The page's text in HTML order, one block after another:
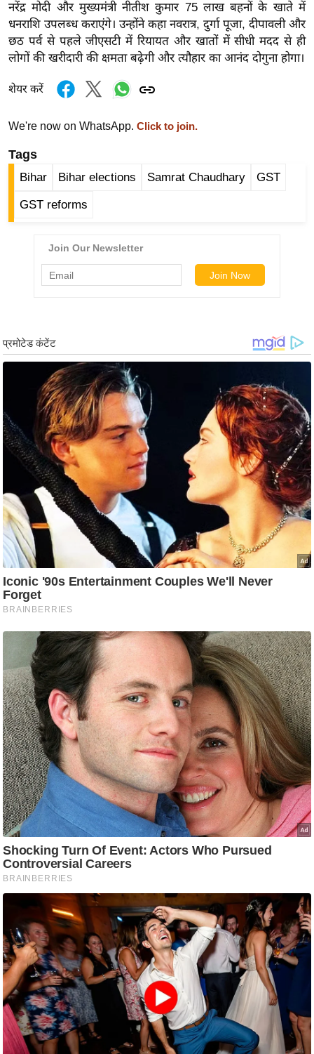
ज
ग
त
टो
र्ल्ड
ज
ब्री
फ
त
ड
हॉ
ली
ड
फि
ल्म
स
मी
क्षा
r
a
k
i
n
g
N
e
w
s
ला
इ
फ
स्टा
ल
टे
क्नॉ
लॉ
जी
ब्यू
टी
नरेंद्र मोदी और मुख्यमंत्री नीतीश कुमार 75 लाख बहनों के खाते में
धनराशि उपलब्ध कराएंगे। उन्होंने कहा नवरात्र, दुर्गा पूजा, दीपावली और
छठ पर्व से पहले जीएसटी में रियायत और खातों में सीधी मदद से ही
लोगों की खरीदारी की क्षमता बढ़ेगी और त्यौहार का आनंद दोगुना होगा।
शेयर करें
We're now on WhatsApp. Click to join.
Tags
Bihar Bihar elections Samrat Chaudhary GST
GST reforms